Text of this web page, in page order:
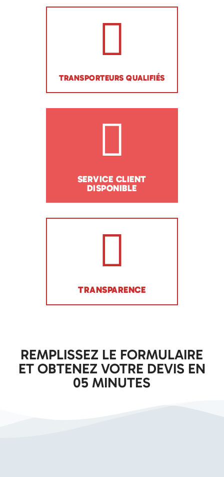
TRANSPORTEURS QUALIFIÉS
SERVICE CLIENT
DISPONIBLE
TRANSPARENCE
REMPLISSEZ LE FORMULAIRE
ET OBTENEZ VOTRE DEVIS EN
05 MINUTES